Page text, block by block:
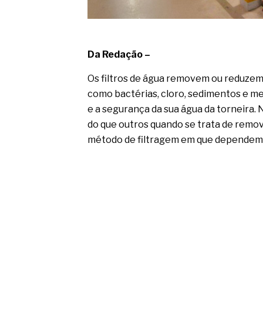
Da Redação –
Os filtros de água removem ou
como bactérias, cloro, sedimentos e
e a segurança da sua água da
do que outros quando se trata de
método de filtragem em que